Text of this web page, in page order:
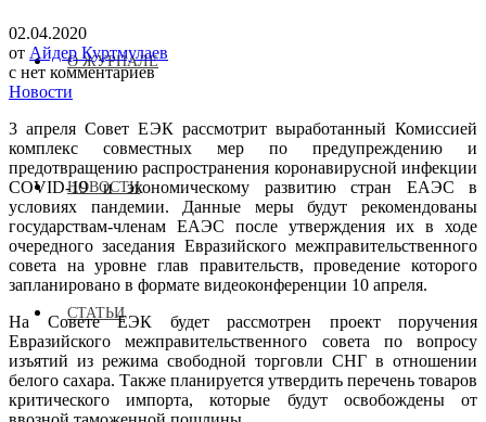
О ЖУРНАЛЕ
НОВОСТИ
СТАТЬИ
02.04.2020
от Айдер Куртмулаев
с нет комментариев
Новости
3 апреля Совет ЕЭК рассмотрит выработанный Комиссией
комплекс совместных мер по предупреждению и
предотвращению распространения коронавирусной инфекции
COVID-19 и экономическому развитию стран ЕАЭС в
условиях пандемии. Данные меры будут рекомендованы
государствам-членам ЕАЭС после утверждения их в ходе
очередного заседания Евразийского межправительственного
совета на уровне глав правительств, проведение которого
запланировано в формате видеоконференции 10 апреля.
На Совете ЕЭК будет рассмотрен проект поручения
Евразийского межправительственного совета по вопросу
изъятий из режима свободной торговли СНГ в отношении
белого сахара. Также планируется утвердить перечень товаров
критического импорта, которые будут освобождены от